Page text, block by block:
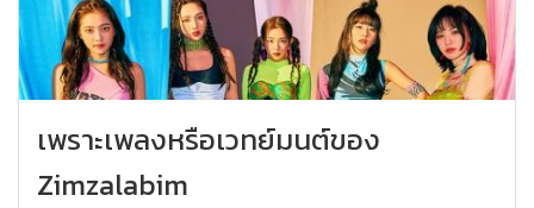
เพราะเพลงหรือเวทย์มนต์ของ
Zimzalabim